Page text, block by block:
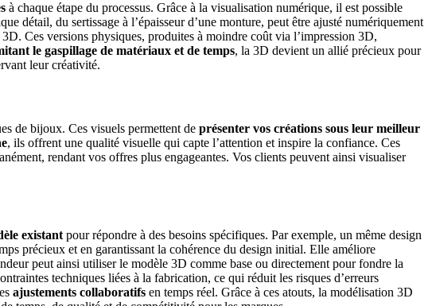
à chaque étape du processus. Grâce à la visualisation numérique, il est possible
détail, du sertissage à l’épaisseur d’une monture, peut être ajusté numériquement
Ces versions physiques, produites à moindre coût via l’impression 3D,
le gaspillage de matériaux et de temps, la 3D devient un allié précieux pour
leur créativité.
de bijoux. Ces visuels permettent de présenter vos créations sous leur meilleur
, ils offrent une qualité visuelle qui capte l’attention et inspire la confiance. Ces
rendant vos offres plus engageantes. Vos clients peuvent ainsi visualiser
existant pour répondre à des besoins spécifiques. Par exemple, un même design
précieux et en garantissant la cohérence du design initial. Elle améliore
peut ainsi utiliser le modèle 3D comme base ou directement pour fondre la
techniques liées à la fabrication, ce qui réduit les risques d’erreurs
ajustements collaboratifs en temps réel. Grâce à ces atouts, la modélisation 3D